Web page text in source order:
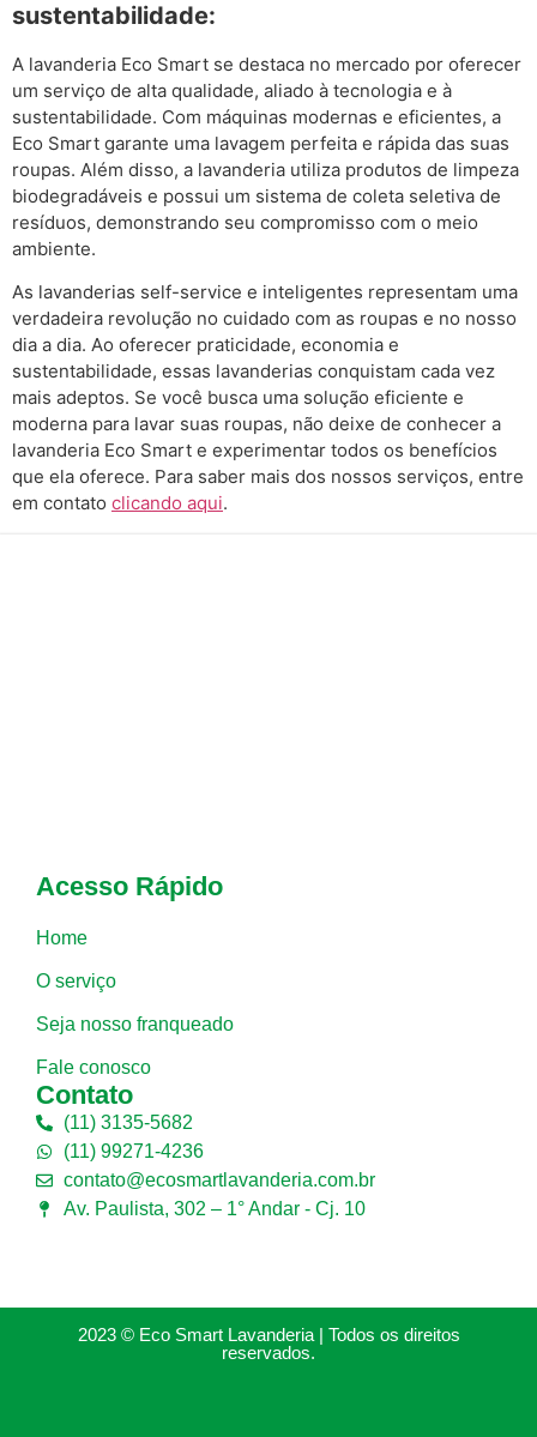
sustentabilidade:
A lavanderia Eco Smart se destaca no mercado por oferecer
um serviço de alta qualidade, aliado à tecnologia e à
sustentabilidade. Com máquinas modernas e eficientes, a
Eco Smart garante uma lavagem perfeita e rápida das suas
roupas. Além disso, a lavanderia utiliza produtos de limpeza
biodegradáveis e possui um sistema de coleta seletiva de
resíduos, demonstrando seu compromisso com o meio
ambiente.
As lavanderias self-service e inteligentes representam uma
verdadeira revolução no cuidado com as roupas e no nosso
dia a dia. Ao oferecer praticidade, economia e
sustentabilidade, essas lavanderias conquistam cada vez
mais adeptos. Se você busca uma solução eficiente e
moderna para lavar suas roupas, não deixe de conhecer a
lavanderia Eco Smart e experimentar todos os benefícios
que ela oferece. Para saber mais dos nossos serviços, entre
em contato clicando aqui.
Acesso Rápido
Home
O serviço
Seja nosso franqueado
Fale conosco
Contato
(11) 3135-5682
(11) 99271-4236
contato@ecosmartlavanderia.com.br
Av. Paulista, 302 – 1° Andar - Cj. 10
2023 © Eco Smart Lavanderia | Todos os direitos
reservados.